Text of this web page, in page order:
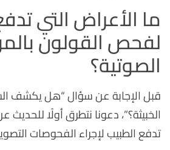
ما الأعراض التي
لفحص القولون
الصوتية؟
قبل الإجابة عن سؤال “هل يكشف
الخبيثة؟”، دعونا نتطرق أولًا
تدفع الطبيب لإجراء الفحوصات